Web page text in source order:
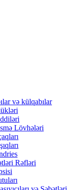
və külqabılar
Lövhələri
Rəfləri